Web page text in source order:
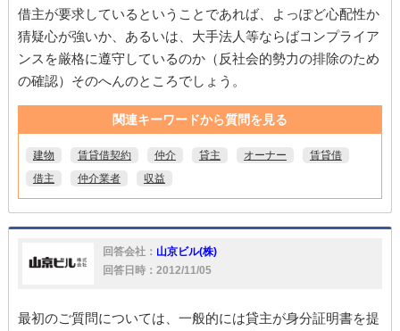
借主が要求しているということであれば、よっぽど心配性か
猜疑心が強いか、あるいは、大手法人等ならばコンプライア
ンスを厳格に遵守しているのか（反社会的勢力の排除のため
の確認）そのへんのところでしょう。
関連キーワードから質問を見る
建物 賃貸借契約 仲介 貸主 オーナー
賃貸借
借主
仲介業者 収益
回答会社： 山京ビル(株)
回答日時：2012/11/05
最初のご質問については、一般的には貸主が身分証明書を提